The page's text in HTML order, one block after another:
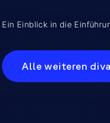
Ein Einblick in die
Alle weiteren